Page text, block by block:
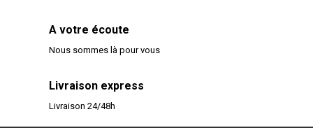
A votre écoute
Nous sommes là pour vous
Livraison express
Livraison 24/48h